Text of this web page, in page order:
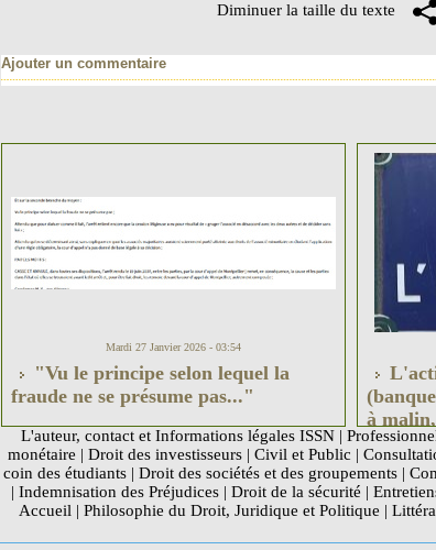
Diminuer la taille du texte
Ajouter un commentaire
Mardi 27 Janvier 2026 - 03:54
"Vu le principe selon lequel la
fraude ne se présume pas..."
à
29 mai
L'auteur, contact et Informations légales ISSN |
monétaire | Droit des investisseurs | Civil et Public |
coin des étudiants | Droit des sociétés et des groupements |
| Indemnisation des Préjudices | Droit de la sécurité |
Accueil | Philosophie du Droit, Juridique et Politique |